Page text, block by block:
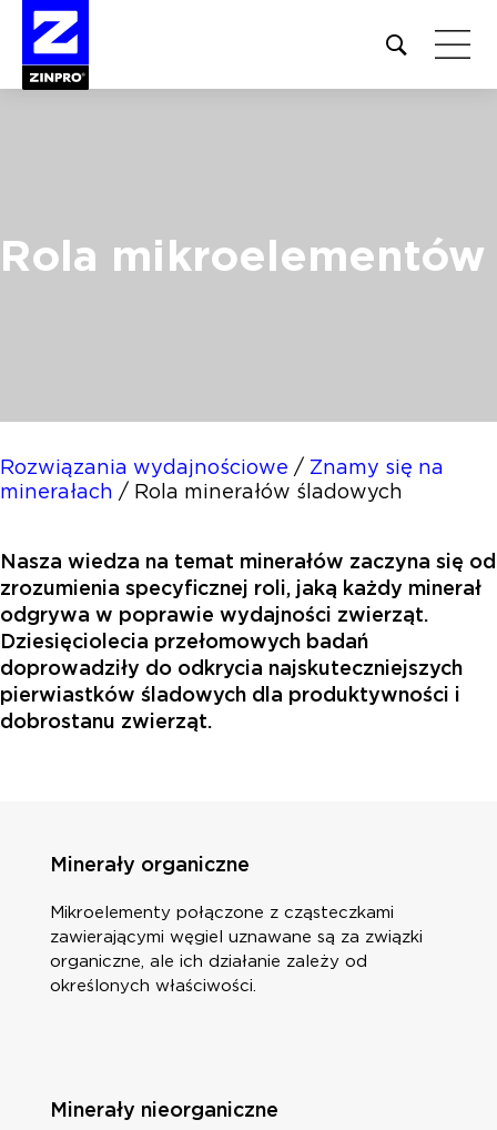
Open
site
search
Rola mikroelementów
Rozwiązania wydajnościowe / Znamy się na
minerałach / Rola minerałów śladowych
Nasza wiedza na temat minerałów zaczyna się od
zrozumienia specyficznej roli, jaką każdy minerał
odgrywa w poprawie wydajności zwierząt.
Dziesięciolecia przełomowych badań
doprowadziły do odkrycia najskuteczniejszych
pierwiastków śladowych dla produktywności i
dobrostanu zwierząt.
Minerały organiczne
Mikroelementy połączone z cząsteczkami
zawierającymi węgiel uznawane są za związki
organiczne, ale ich działanie zależy od
określonych właściwości.
Minerały nieorganiczne